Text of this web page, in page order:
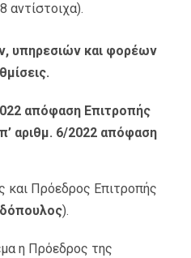
αντίστοιχα).
υπηρεσιών και φορέων
απόφαση Επιτροπής
αριθμ. 6/2022 απόφαση
και Πρόεδρος Επιτροπής
).
η Πρόεδρος της